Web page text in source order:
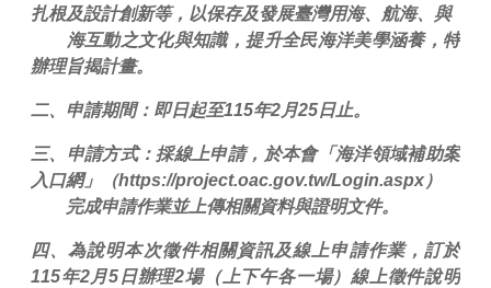
扎根及設計創新等，以保存及發展臺灣用海、航海、與
海互動之文化與知識，提升全民海洋美學涵養，特
辦理旨揭計畫。
二、申請期間：即日起至115年2月25日止。
三、申請方式：採線上申請，於本會「海洋領域補助案
入口網」（https://project.oac.gov.tw/Login.aspx）
完成申請作業並上傳相關資料與證明文件。
四、為說明本次徵件相關資訊及線上申請作業，訂於
115年2月5日辦理2場（上下午各一場）線上徵件說明